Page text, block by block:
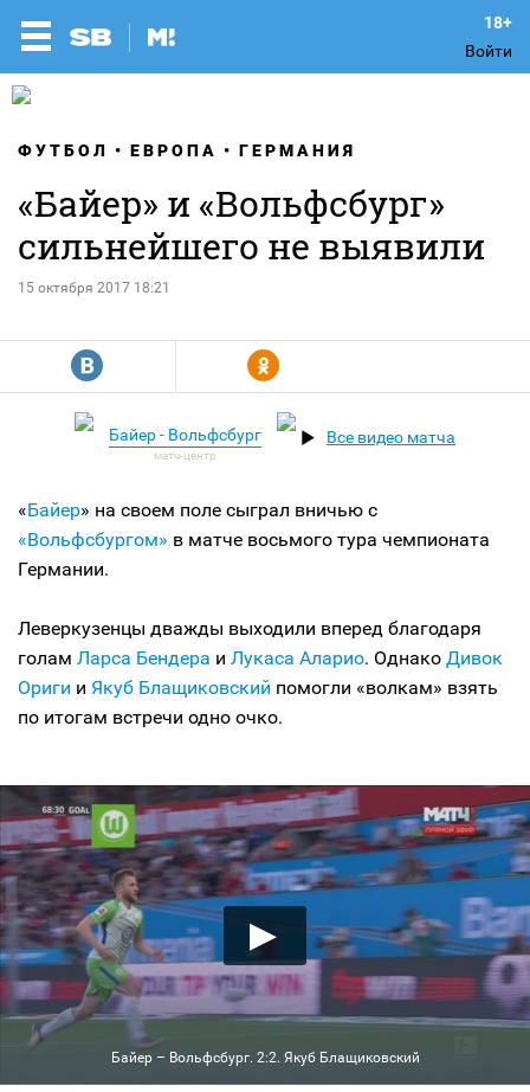
Войти
ФУТБОЛ ЕВРОПА ГЕРМАНИЯ
«Байер» и «Вольфсбург»
сильнейшего не выявили
15 октября 2017 18:21
R Y
Байер - Вольфсбург Все видео матча
«Байер» на своем поле сыграл вничью с
«Вольфсбургом» в матче восьмого тура чемпионата
Германии.
Леверкузенцы дважды выходили вперед благодаря
голам Ларса Бендера и Лукаса Аларио. Однако Дивок
Ориги и Якуб Блащиковский помогли «волкам» взять
по итогам встречи одно очко.
Байер – Вольфсбург. 2:2. Якуб Блащиковский